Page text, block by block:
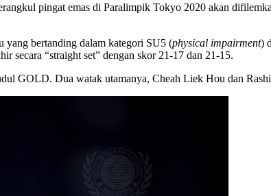
pingat emas di Paralimpik Tokyo 2020 akan
yang bertanding dalam kategori SU5 (physical impairment)
secara “straight set” dengan skor 21-17 dan 21-15.
GOLD. Dua watak utamanya, Cheah Liek Hou dan